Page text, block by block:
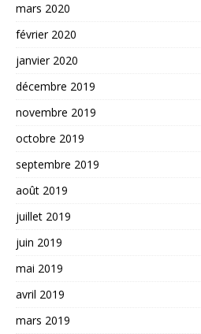
mars 2020
février 2020
janvier 2020
décembre 2019
novembre 2019
octobre 2019
septembre 2019
août 2019
juillet 2019
juin 2019
mai 2019
avril 2019
mars 2019